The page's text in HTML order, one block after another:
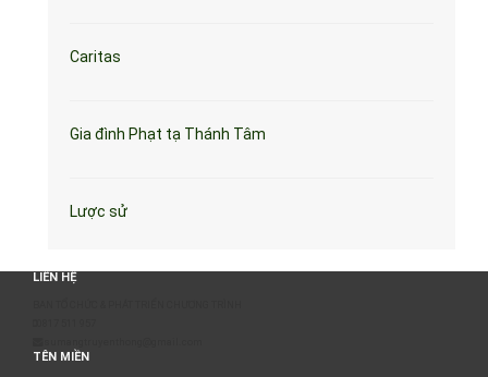
Caritas
Gia đình Phạt tạ Thánh Tâm
Lược sử
LIÊN HỆ
TÊN MIỀN